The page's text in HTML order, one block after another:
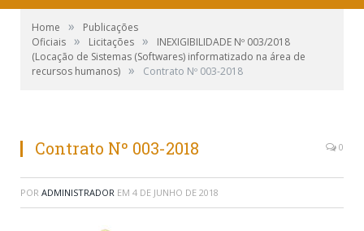
Home »
Publicações
Oficiais » Licitações »
INEXIGIBILIDADE Nº 003/2018
(Locação de Sistemas (Softwares) informatizado na área de
recursos humanos) » Contrato Nº 003-2018
Contrato Nº 003-2018 0
POR ADMINISTRADOR EM 4 DE JUNHO DE 2018